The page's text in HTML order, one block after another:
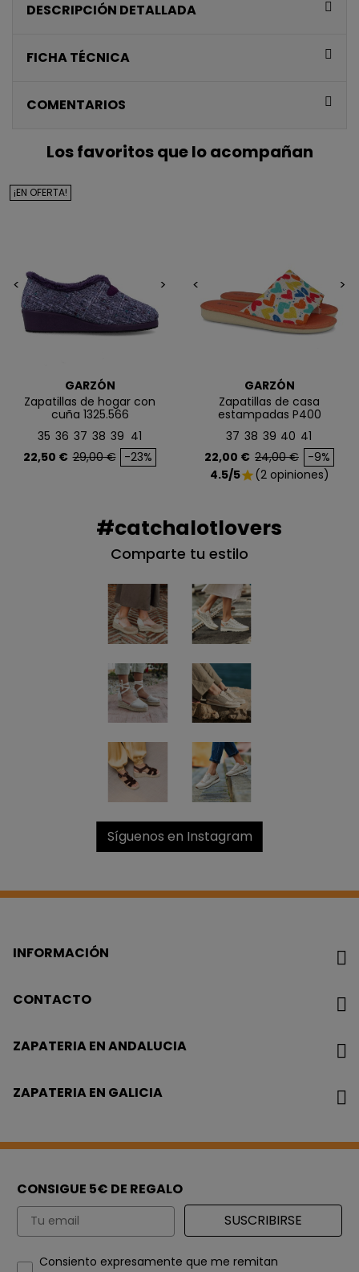
DESCRIPCIÓN DETALLADA
FICHA TÉCNICA
COMENTARIOS
Los favoritos que lo acompañan
< >
GARZÓN
Zapatillas de hogar con
cuña 1325.566
35 36 37 38 39 41
Precio
22,50 € Precio base
29,00 € -23%
¡EN OFERTA!
< >
GARZÓN
Zapatillas de casa
estampadas P400
37 38 39 40 41
Precio
22,00 € Precio base
24,00 € -9%
4.5/5star(2 opiniones)
#catchalotlovers
Comparte tu estilo
Síguenos en Instagram
INFORMACIÓN
CONTACTO
ZAPATERIA EN ANDALUCIA
ZAPATERIA EN GALICIA
CONSIGUE 5€ DE REGALO
Email SUSCRIBIRSE
How would you like to hear from us?
Consiento expresamente que me remitan
5€ GRATIS
EN TU PRIMERA
COMPRA*
para tu primera compra* (en pedidos de 80€ o más)
Además, acceso anticipado a lanzamientos y
QUIERO MIS 5€
NO, PREFIERO PAGAR MÁS